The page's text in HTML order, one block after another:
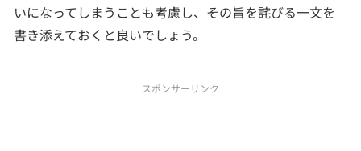
いになってしまうことも考慮し、その旨を詫びる一文を
書き添えておくと良いでしょう。
スポンサーリンク